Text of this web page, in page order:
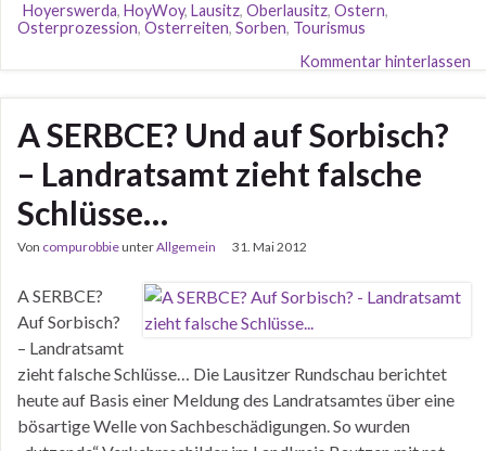
Hoyerswerda, HoyWoy, Lausitz, Oberlausitz, Ostern,
Osterprozession, Osterreiten, Sorben, Tourismus
Kommentar hinterlassen
A SERBCE? Und auf Sorbisch?
– Landratsamt zieht falsche
Schlüsse…
Von compurobbieunterAllgemein 31. Mai 2012
A SERBCE?
Auf Sorbisch?
– Landratsamt
zieht falsche Schlüsse… Die Lausitzer Rundschau berichtet
heute auf Basis einer Meldung des Landratsamtes über eine
bösartige Welle von Sachbeschädigungen. So wurden